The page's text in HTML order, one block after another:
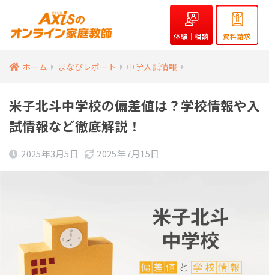
体験｜相談 資料請求
ホーム まなびレポート 中学入試情報
米子北斗中学校の偏差値は？学校情報や入
試情報など徹底解説！
2025年3月5日 2025年7月15日